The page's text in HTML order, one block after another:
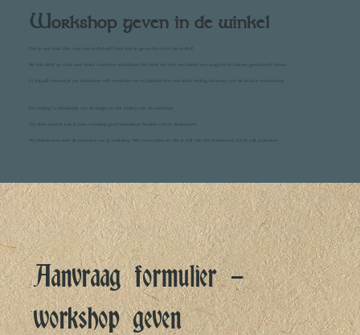
Workshop geven in de winkel
Heb je een leuk idee voor een workshop? Deze kun je geven bij ons in de winkel!
We zijn altijd op zoek naar leuke creatieve workshops. Het liefst wel met een beetje een magisch of fantasy gerelateerd thema.
Jij bepaalt hoeveel je per deelnemer wilt verdienen en wij plakken hier een klein bedrag bovenop voor de locatie voorziening.
Dit bedrag is afhankelijk van de lengte en het tijdstip van de workshop.
Op deze manier kun je jouw workshop goed betaalbaar houden voor je deelnemers.
Wij helpen mee met de promotie van je workshop. Wel verwachten we dat je zelf ook het evenement actief zult promoten.
Aanvraag formulier -
workshop geven